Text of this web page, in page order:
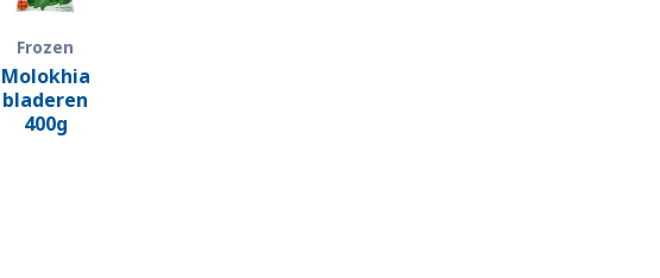
Frozen
Molokhia
bladeren
400g